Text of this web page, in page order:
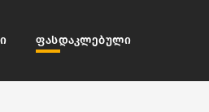
ფასდაკლებული